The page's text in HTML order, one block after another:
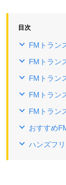
目次
FMトラン
FMトラン
FMトラン
FMトラン
FMトラン
おすすめ
ハンズフ